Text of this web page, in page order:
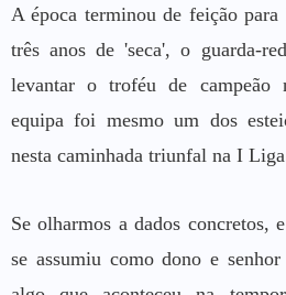
A época terminou de feição
três anos de 'seca', o guarda-
levantar o troféu de campeão
equipa foi mesmo um dos
nesta caminhada triunfal na I
Se olharmos a dados concretos,
se assumiu como dono e